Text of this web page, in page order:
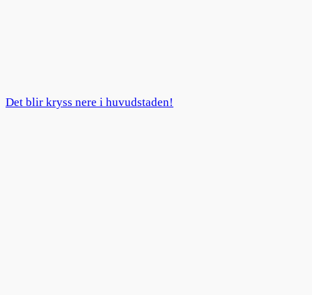
Det blir kryss nere i huvudstaden!